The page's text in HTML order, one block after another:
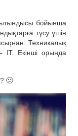
бойынша
түсу үшін
Техникалық
ІТ. Екінші орында
🙂